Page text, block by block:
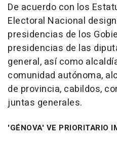
De acuerdo con los
Electoral Nacional
presidencias de los
presidencias de las
general, así como
comunidad autónoma,
de provincia, cabildos,
juntas generales.
'GÉNOVA' VE PRIORITARIO